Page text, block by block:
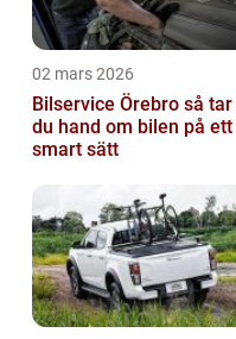
02 mars 2026
Bilservice Örebro så tar
du hand om bilen på ett
smart sätt